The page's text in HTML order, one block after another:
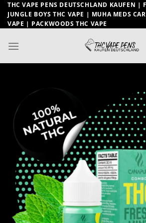
Zum
Inhalt
springen
THC VAPE PENS DEUTSCHLAND KAUFEN |
JUNGLE BOYS THC VAPE | MUHA MEDS
VAPE | PACKWOODS THC VAPE